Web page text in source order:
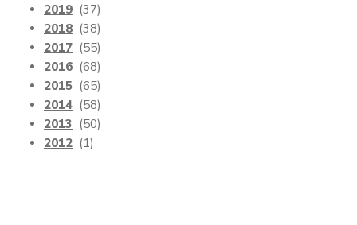
2019 (37)
2018 (38)
2017 (55)
2016 (68)
2015 (65)
2014 (58)
2013 (50)
2012 (1)